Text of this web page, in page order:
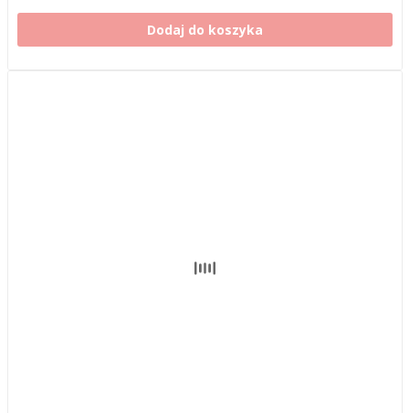
Dodaj do koszyka